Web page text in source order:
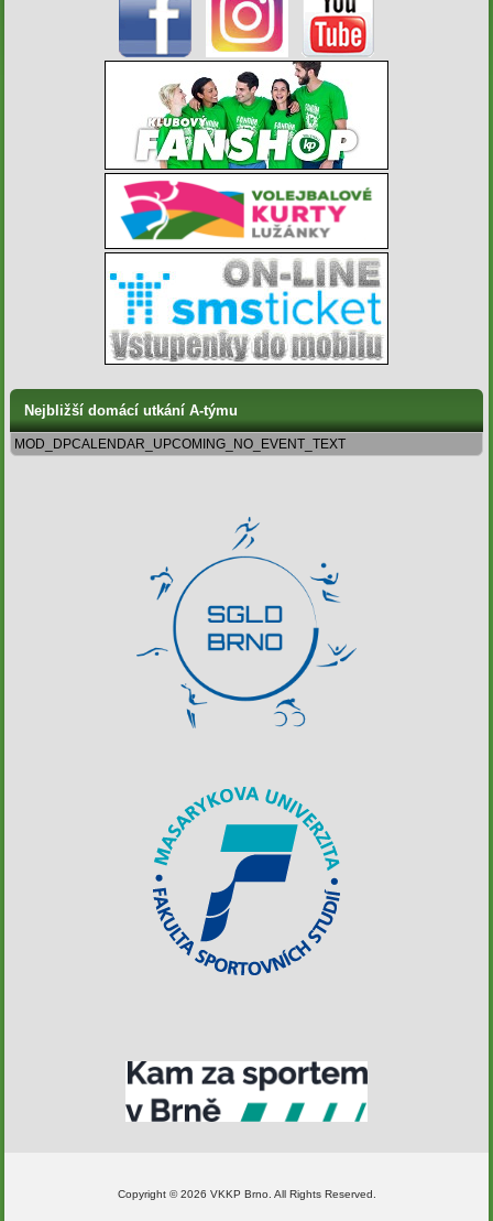
Nejbližší domácí utkání A-týmu
MOD_DPCALENDAR_UPCOMING_NO_EVENT_TEXT
Copyright © 2026 VKKP Brno. All Rights Reserved.